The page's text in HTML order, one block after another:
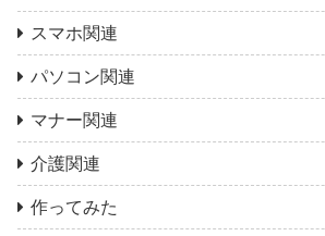
スマホ関連
パソコン関連
マナー関連
介護関連
作ってみた